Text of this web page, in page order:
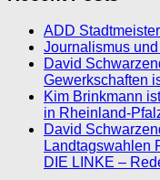
ADD
Journalismus
David
Gewerkschaften
Kim Brinkmann
in Rheinland-
David
Landtagswahlen
DIE LINKE –